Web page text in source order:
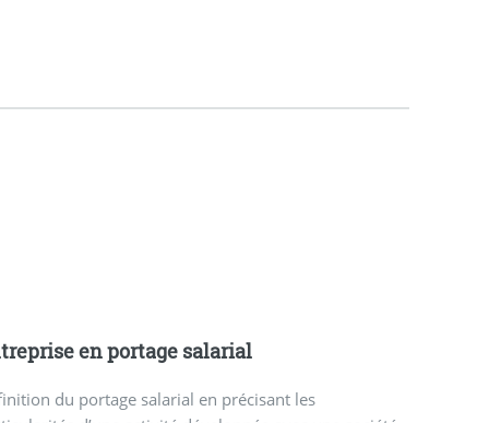
en portage salarial
du portage salarial en précisant les